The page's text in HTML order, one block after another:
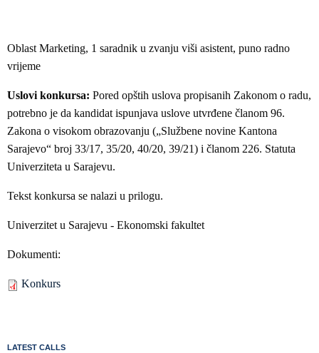
Oblast Marketing, 1 saradnik u zvanju viši asistent, puno radno
vrijeme
Uslovi konkursa: Pored opštih uslova propisanih Zakonom o radu,
potrebno je da kandidat ispunjava uslove utvrđene članom 96.
Zakona o visokom obrazovanju („Službene novine Kantona
Sarajevo“ broj 33/17, 35/20, 40/20, 39/21) i članom 226. Statuta
Univerziteta u Sarajevu.
Tekst konkursa se nalazi u prilogu.
Univerzitet u Sarajevu - Ekonomski fakultet
Dokumenti:
Konkurs
LATEST CALLS